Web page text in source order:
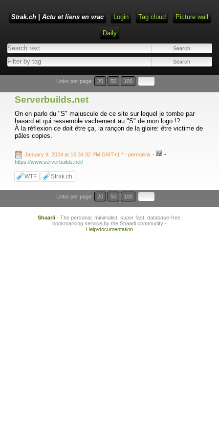
Strak.ch | Actu et liens en vrac Login Tag cloud Picture wall
Daily
Links per page: 20 50 100
Serverbuilds.net
On en parle du "S" majuscule de ce site sur lequel je tombe par
hasard et qui ressemble vachement au "S" de mon logo !?
À la réflexion ce doit être ça, la rançon de la gloire: être victime de
pâles copies.
January 9, 2024 at 10:34:32 PM GMT+1 * - permalink - -
https://www.serverbuilds.net/
WTF Strak.ch
Links per page: 20 50 100
Shaarli- The personal, minimalist, super fast, database-free,
bookmarking service by the Shaarli community -
Help/documentation